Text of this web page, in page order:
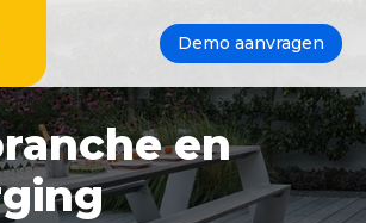
Demo aanvragen
en